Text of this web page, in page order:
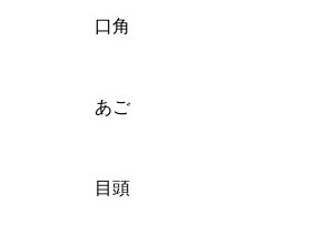
口角
あご
目頭